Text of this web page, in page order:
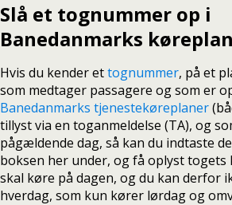
Slå et tognummer op i
Banedanmarks
Hvis du kender ettognummer, på et
som medtager passagere og som er
Banedanmarks tjenestekøreplaner
tillyst via en toganmeldelse (TA), og
pågældende dag, så kan du indtaste
boksen her under, og få oplyst
skal køre på dagen, og du kan derfor
hverdag, som kun kører lørdag og